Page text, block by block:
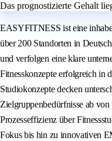
Das prognostizierte Gehalt
EASYFITNESS ist eine
über 200 Standorten in
und verfolgen eine klare
Fitnesskonzepte erfolgreich in
Studiokonzepte decken
Zielgruppenbedürfnisse ab
Prozesseffizienz über
Fokus bis hin zu innovativen